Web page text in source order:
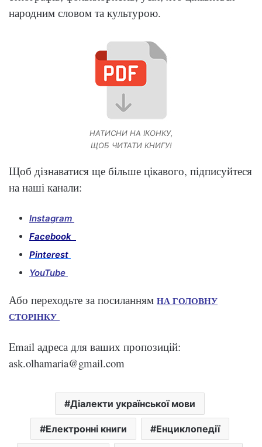
народним словом та культурою.
НАТИСНИ НА ІКОНКУ,
ЩОБ ЧИТАТИ КНИГУ!
Щоб дізнаватися ще більше цікавого, підписуйтеся
на наші канали:
Instagram
Facebook
Pinterest
YouTube
Або переходьте за посиланням НА ГОЛОВНУ
СТОРІНКУ
Email адреса для ваших пропозицій:
ask.olhamaria@gmail.com
Діалекти української мови
Електронні книги Енциклопедії